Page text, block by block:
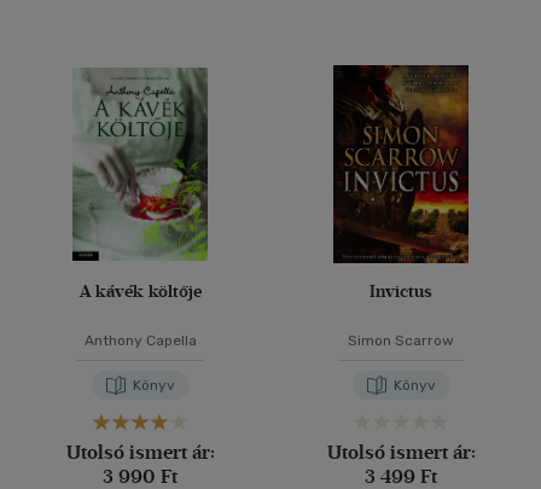
A kávék költője
Anthony Capella
Könyv
Utolsó ismert ár:
3 990 Ft
Invictus
Simon Scarrow
Könyv
Utolsó ismert ár:
3 499 Ft